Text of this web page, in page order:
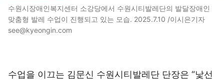
수원시장애인복지센터 소강당에서 수원시티발레단의 발달장애인
맞춤형 발레 수업이 진행되고 있는 모습. 2025.7.10 /이시은기자
see@kyeongin.com
수업을 이끄는 김문신 수원시티발레단 단장은 “낯선